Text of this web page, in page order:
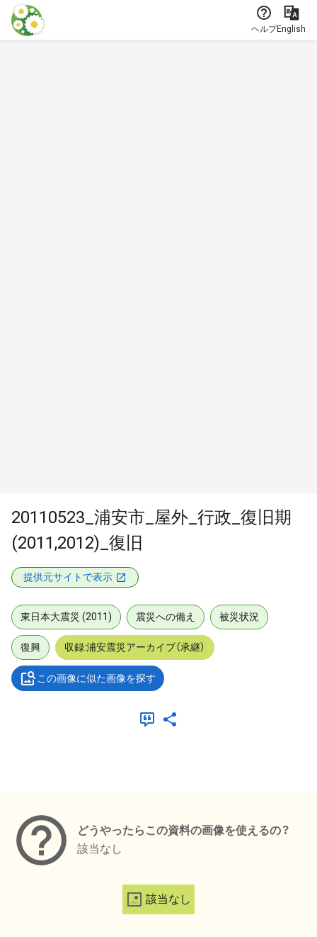
本文に飛ぶ
ヘルプEnglish
20110523_浦安市_屋外_行政_復旧期
(2011,2012)_復旧
提供元サイトで表示
東日本大震災 (2011) 震災への備え 被災状況
復興 収録:浦安震災アーカイブ（承継）
この画像に似た画像を探す
どうやったらこの資料の画像を使えるの？
該当なし
該当なし